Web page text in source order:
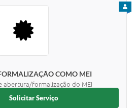
COMO MEI
abertura/formalização do MEI
Solicitar Serviço